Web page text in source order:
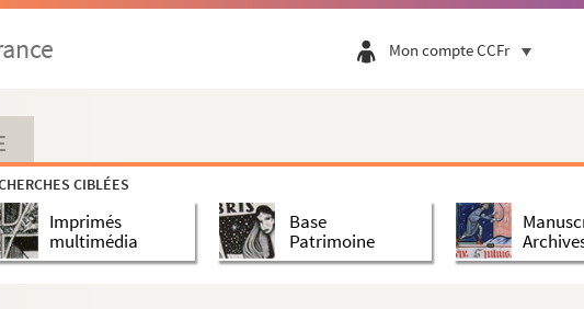
Mon compte CCFr
CIBLÉES
Imprimés
multimédia
Base
Patrimoine